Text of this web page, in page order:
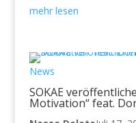
mehr lesen
News
SOKAE
Motivation“ feat.